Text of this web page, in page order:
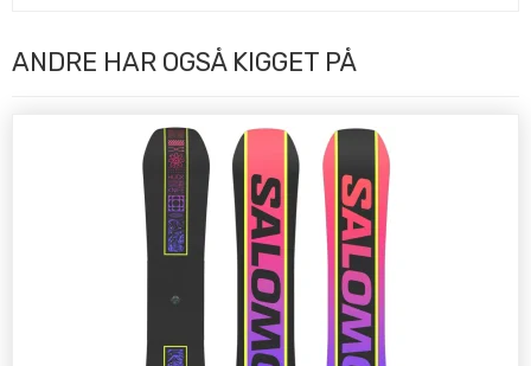
ANDRE HAR OGSÅ KIGGET PÅ